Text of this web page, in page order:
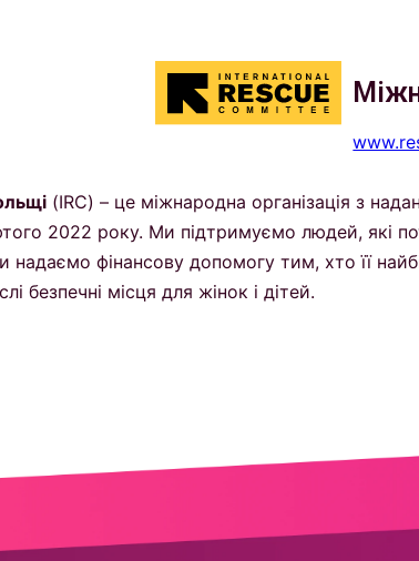
(IRC) – це міжнародна організація з
2022 року. Ми підтримуємо людей, які
надаємо фінансову допомогу тим, хто її
безпечні місця для жінок і дітей.